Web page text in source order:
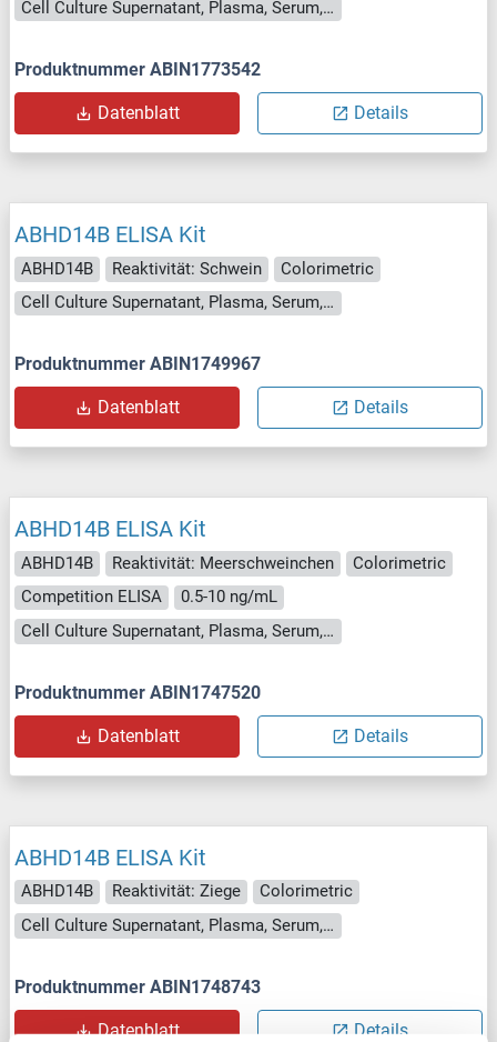
Cell Culture Supernatant, Plasma, Serum, Tissue Homogenate
Produktnummer ABIN1773542
Datenblatt Details
ABHD14B ELISA Kit
ABHD14B Reaktivität: Schwein
Colorimetric
Cell Culture Supernatant, Plasma, Serum, Tissue Homogenate
Produktnummer ABIN1749967
Datenblatt Details
ABHD14B ELISA Kit
ABHD14B Reaktivität: Meerschweinchen
Colorimetric
Competition ELISA
0.5-10 ng/mL
Cell Culture Supernatant, Plasma, Serum, Tissue Homogenate
Produktnummer ABIN1747520
Datenblatt Details
ABHD14B ELISA Kit
ABHD14B Reaktivität: Ziege
Colorimetric
Cell Culture Supernatant, Plasma, Serum, Tissue Homogenate
Produktnummer ABIN1748743
Datenblatt Details